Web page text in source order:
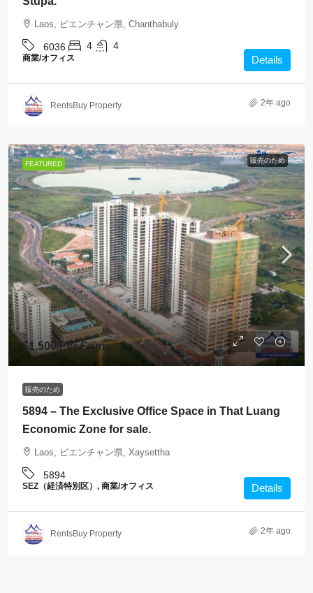
Laos, ビエンチャン県, Chanthabuly
6036 4 4
商業/オフィス Details
RentsBuy Property 2年 ago
FEATURED 販売のため
$1,500/Per Sqm
販売のため
5894 – The Exclusive Office Space in That Luang
Economic Zone for sale.
Laos, ビエンチャン県, Xaysettha
5894
SEZ（経済特別区）, 商業/オフィス Details
RentsBuy Property 2年 ago